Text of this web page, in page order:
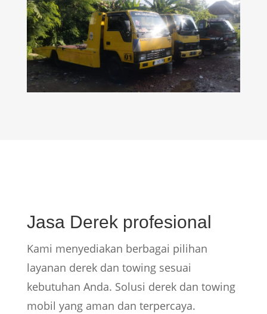
Jasa Derek profesional
Kami menyediakan berbagai pilihan
layanan derek dan towing sesuai
kebutuhan Anda. Solusi derek dan towing
mobil yang aman dan terpercaya.